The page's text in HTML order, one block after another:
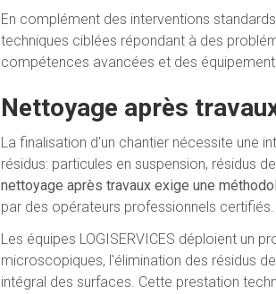
En complément des interventions
techniques ciblées répondant à des
compétences avancées et des
Nettoyage après
La finalisation d'un chantier nécessite une
résidus: particules en suspension, résidus
nettoyage après travaux exige une
par des opérateurs professionnels certifiés.
Les équipes LOGISERVICES déploient un
microscopiques, l'élimination des résidus
intégral des surfaces. Cette prestation